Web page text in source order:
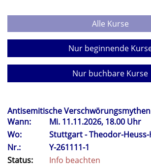
Alle Kurse
Nur beginnende
Nur buchbare Kurse
Antisemitische
Wann:
Mi. 11.11.2026, 18.00 Uhr
Wo:
Stuttgart - Theodor-Heuss-
Nr.:
Y-261111-1
Status:
Info beachten